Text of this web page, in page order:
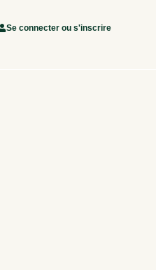
Se connecter ou s'inscrire